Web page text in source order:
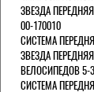
ЗВЕЗДА
00-170010
СИСТЕМА
ЗВЕЗДА
ВЕЛОСИПЕДОВ 5-
СИСТЕМА